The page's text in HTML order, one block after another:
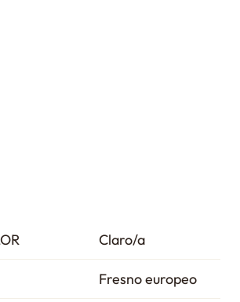
Claro/a
Fresno europeo